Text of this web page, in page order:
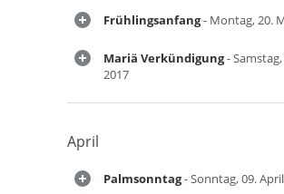
Frühlingsanfang- Montag, 20.
Mariä Verkündigung-
2017
April
Palmsonntag- Sonntag, 09.